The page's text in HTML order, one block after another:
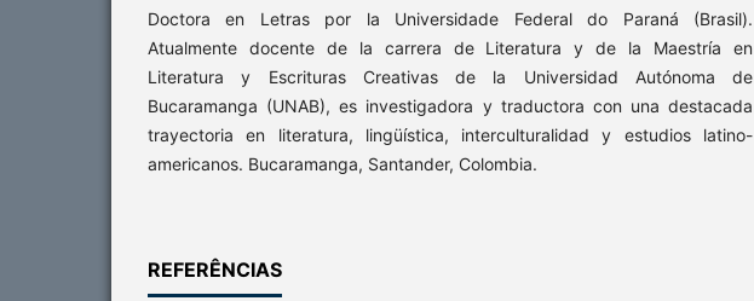
Doctora en Letras por la Universidade Federal do Paraná (Brasil).
Atualmente docente de la carrera de Literatura y de la Maestría en
Literatura y Escrituras Creativas de la Universidad Autónoma de
Bucaramanga (UNAB), es investigadora y traductora con una destacada
trayectoria en literatura, lingüística, interculturalidad y estudios latino-
americanos. Bucaramanga, Santander, Colombia.
REFERÊNCIAS